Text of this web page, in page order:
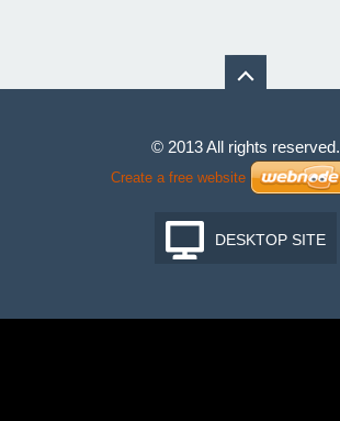
священников.
© 2013 All rights reserved.
Create a free website
DESKTOP SITE